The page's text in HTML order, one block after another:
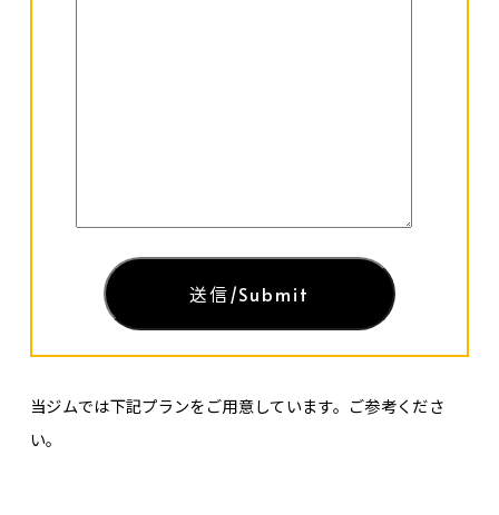
当ジムでは下記プランをご用意しています。ご参考くださ
い。